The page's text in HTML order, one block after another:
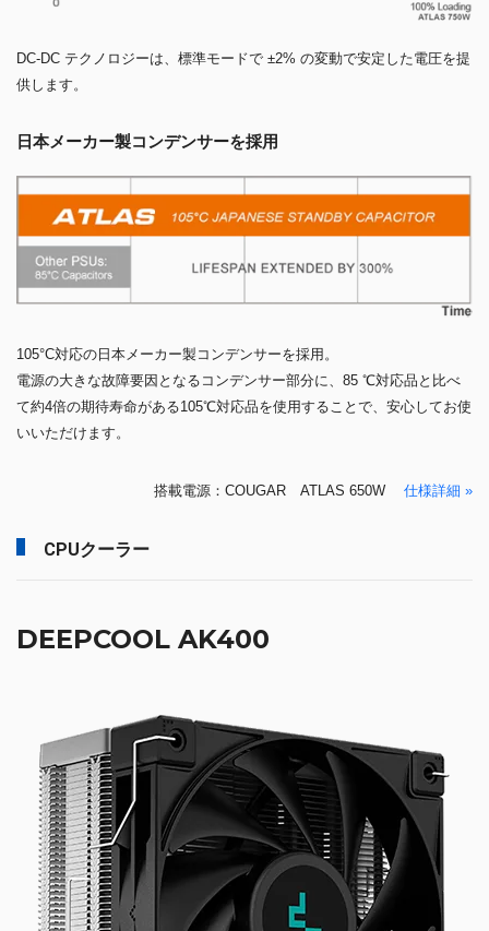
DC-DC テクノロジーは、標準モードで ±2% の変動で安定した電圧を提
供します。
日本メーカー製コンデンサーを採用
105°C対応の日本メーカー製コンデンサーを採用。
電源の大きな故障要因となるコンデンサー部分に、85 ℃対応品と比べ
て約4倍の期待寿命がある105℃対応品を使用することで、安心してお使
いいただけます。
搭載電源：COUGAR ATLAS 650W 仕様詳細 »
CPUクーラー
DEEPCOOL AK400